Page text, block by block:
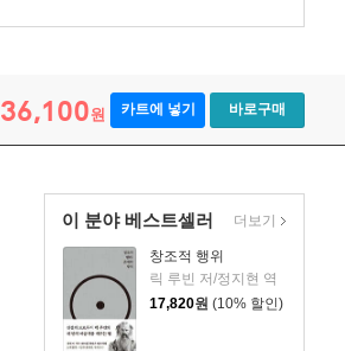
36,100원 카트에 넣기 바로구매
이 분야 베스트셀러
창조적 행위
릭 루빈 저/정지현 역
17,820원 (10% 할인)
더보기